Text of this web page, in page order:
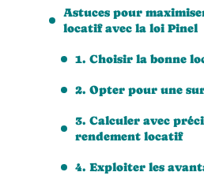
Astuces pour
locatif avec la loi Pinel
1. Choisir la bonne
2. Opter pour une
3. Calculer avec
rendement locatif
4. Exploiter les